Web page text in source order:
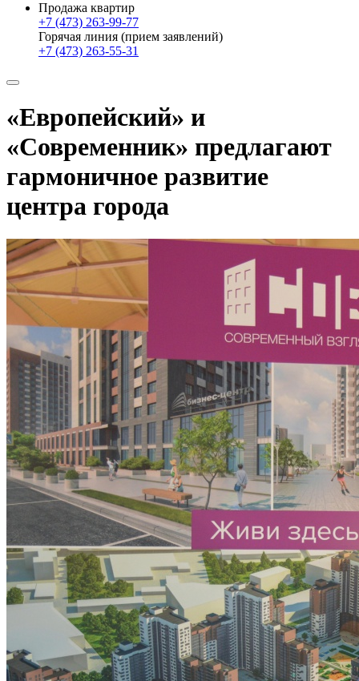
Продажа квартир
+7 (473) 263-99-77
Горячая линия (прием заявлений)
+7 (473) 263-55-31
«Европейский» и
«Современник» предлагают
гармоничное развитие
центра города